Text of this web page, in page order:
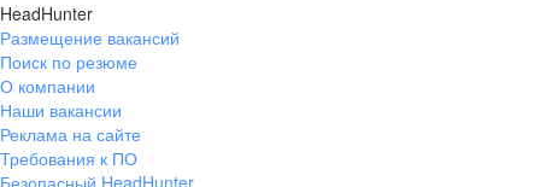
HeadHunter
Размещение вакансий
Поиск по резюме
О компании
Наши вакансии
Реклама на сайте
Требования к ПО
Безопасный HeadHunter